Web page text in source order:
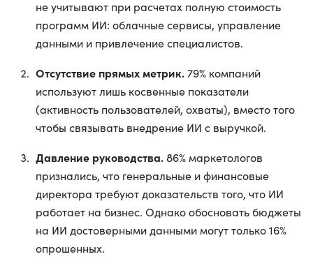
не учитывают при расчетах полную стоимость
программ ИИ: облачные сервисы, управление
данными и привлечение специалистов.
Отсутствие прямых метрик.79% компаний
используют лишь косвенные показатели
(активность пользователей, охваты), вместо того
чтобы связывать внедрение ИИ с выручкой.
Давление руководства.86% маркетологов
признались, что генеральные и финансовые
директора требуют доказательств того, что ИИ
работает на бизнес. Однако обосновать бюджеты
на ИИ достоверными данными могут только 16%
опрошенных.